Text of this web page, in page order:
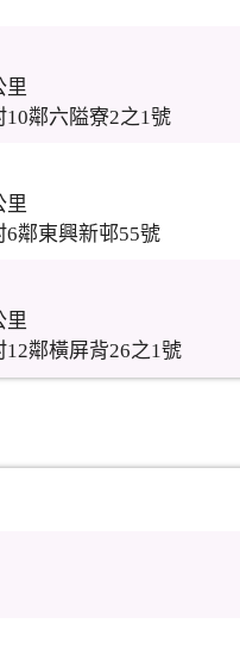
里
鄰六隘寮2之1號
里
鄰東興新邨55號
里
鄰橫屏背26之1號